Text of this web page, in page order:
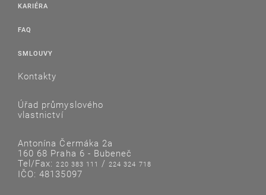
KARIÉRA
FAQ
SMLOUVY
Kontakty
Úřad průmyslového
vlastnictví
Antonína Čermáka 2a
160 68 Praha 6 - Bubeneč
Tel/Fax:220 383 111 /224 324 718
IČO: 48135097